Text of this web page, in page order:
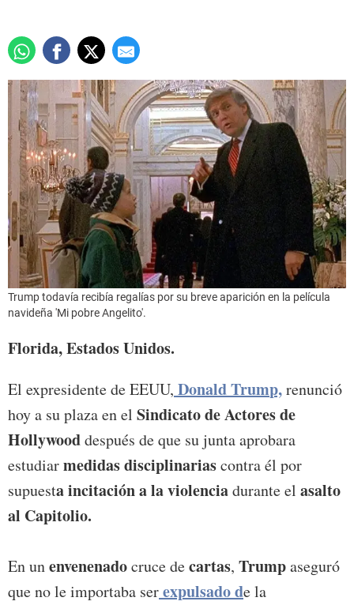
Trump todavía recibía regalías por su breve aparición en la película
navideña 'Mi pobre Angelito'.
Florida, Estados Unidos.
El expresidente de EEUU, Donald Trump,renunció
hoy a su plaza en el Sindicato de Actores de
Hollywooddespués de que su junta aprobara
estudiarmedidas disciplinariascontra él por
supuesta incitación a la violenciadurante el asalto
al Capitolio.
En unenvenenadocruce decartas, Trumpaseguró
que no le importaba serexpulsadode la